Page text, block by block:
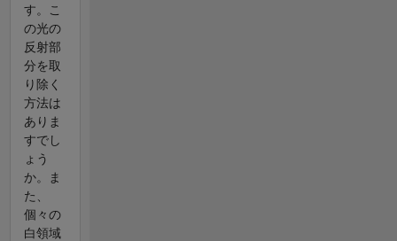
す。こ
の光の
反射部
分を取
り除く
方法は
ありま
すでし
ょう
か。ま
た、
個々の
白領域